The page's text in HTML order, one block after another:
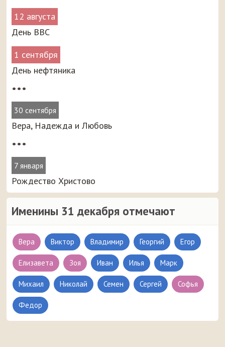
12 августа
День ВВС
1 сентября
День нефтяника
•••
30 сентября
Вера, Надежда и Любовь
•••
7 января
Рождество Христово
Именины 31 декабря отмечают
Вера Виктор Владимир Георгий Егор
Елизавета Зоя Иван Илья Марк
Михаил Николай Семен Сергей Софья
Федор